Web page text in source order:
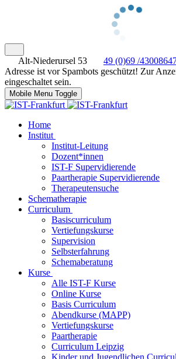
Alt-Niederursel 53 49 (0)69 /
Adresse ist vor Spambots geschützt! Zur
eingeschaltet sein.
Mobile Menu Toggle
Home
Institut
Institut-Leitung
Dozent*innen
IST-F Supervidierende
Paartherapie Supervidierende
Therapeutensuche
Schematherapie
Curriculum
Basiscurriculum
Vertiefungskurse
Supervision
Selbsterfahrung
Schemaberatung
Kurse
Alle IST-F Kurse
Online Kurse
Basis Curriculum
Abendkurse (MAPP)
Vertiefungskurse
Paartherapie
Curriculum Leipzig
Kinder und Jugendlichen